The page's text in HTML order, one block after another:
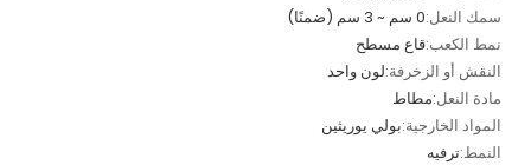
سمك النعل:0 سم ~ 3 سم (ضمنًا)
نمط الكعب:قاع مسطح
النقش أو الزخرفة:لون واحد
مادة النعل:مطاط
المواد الخارجية:بولي يوريثين
النمط:ترفيه